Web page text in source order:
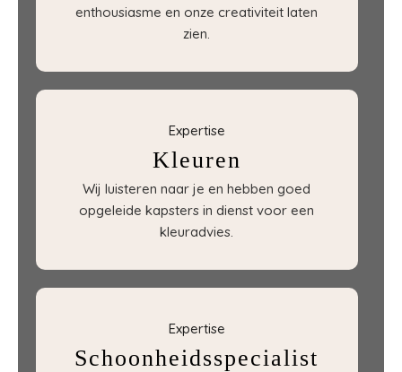
enthousiasme en onze creativiteit laten
zien.
Expertise
Kleuren
Wij luisteren naar je en hebben goed
opgeleide kapsters in dienst voor een
kleuradvies.
Expertise
Schoonheidsspecialist